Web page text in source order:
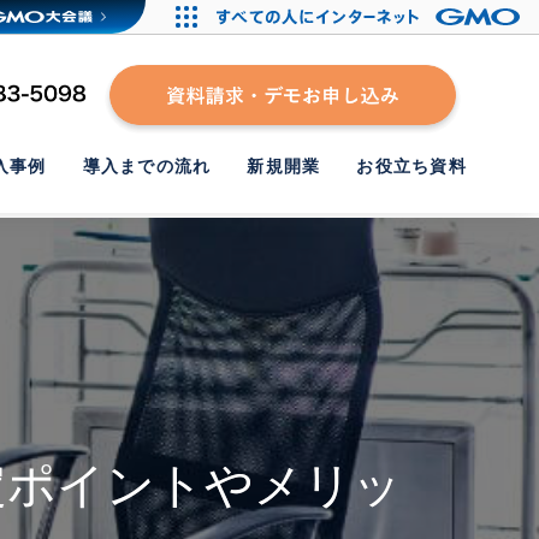
事例 導入までの流れ 新規開業 お役立ち資料
イントやメリッ